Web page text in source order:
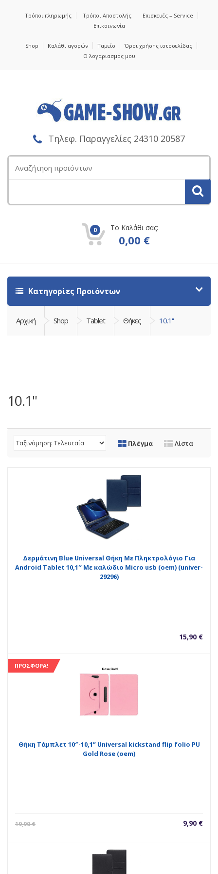
Τρόποι πληρωμής Τρόποι Αποστολής
Επισκευές – Service
Επικοινωνία
Shop Καλάθι αγορών Ταμείο
Όροι χρήσης ιστοσελίδας
Ο λογαριασμός μου
Τηλεφ. Παραγγελίες 24310 20587
για:
0 Το Καλάθι σας:
0,00 €
Κατηγορίες Προιόντων
Αρχική Shop Tablet Θήκες 10.1''
10.1''
Πλέγμα Λίστα
Δερμάτινη Blue Universal Θήκη Με Πληκτρολόγιο Για
Android Tablet 10,1″ Με καλώδιο Micro usb (oem) (univer-
29296)
15,90 €
ΠΡΟΣΦΟΡΆ!
Θήκη Τάμπλετ 10″-10,1” Universal kickstand flip folio PU
Gold Rose (oem)
19,90€ 9,90 €
Η